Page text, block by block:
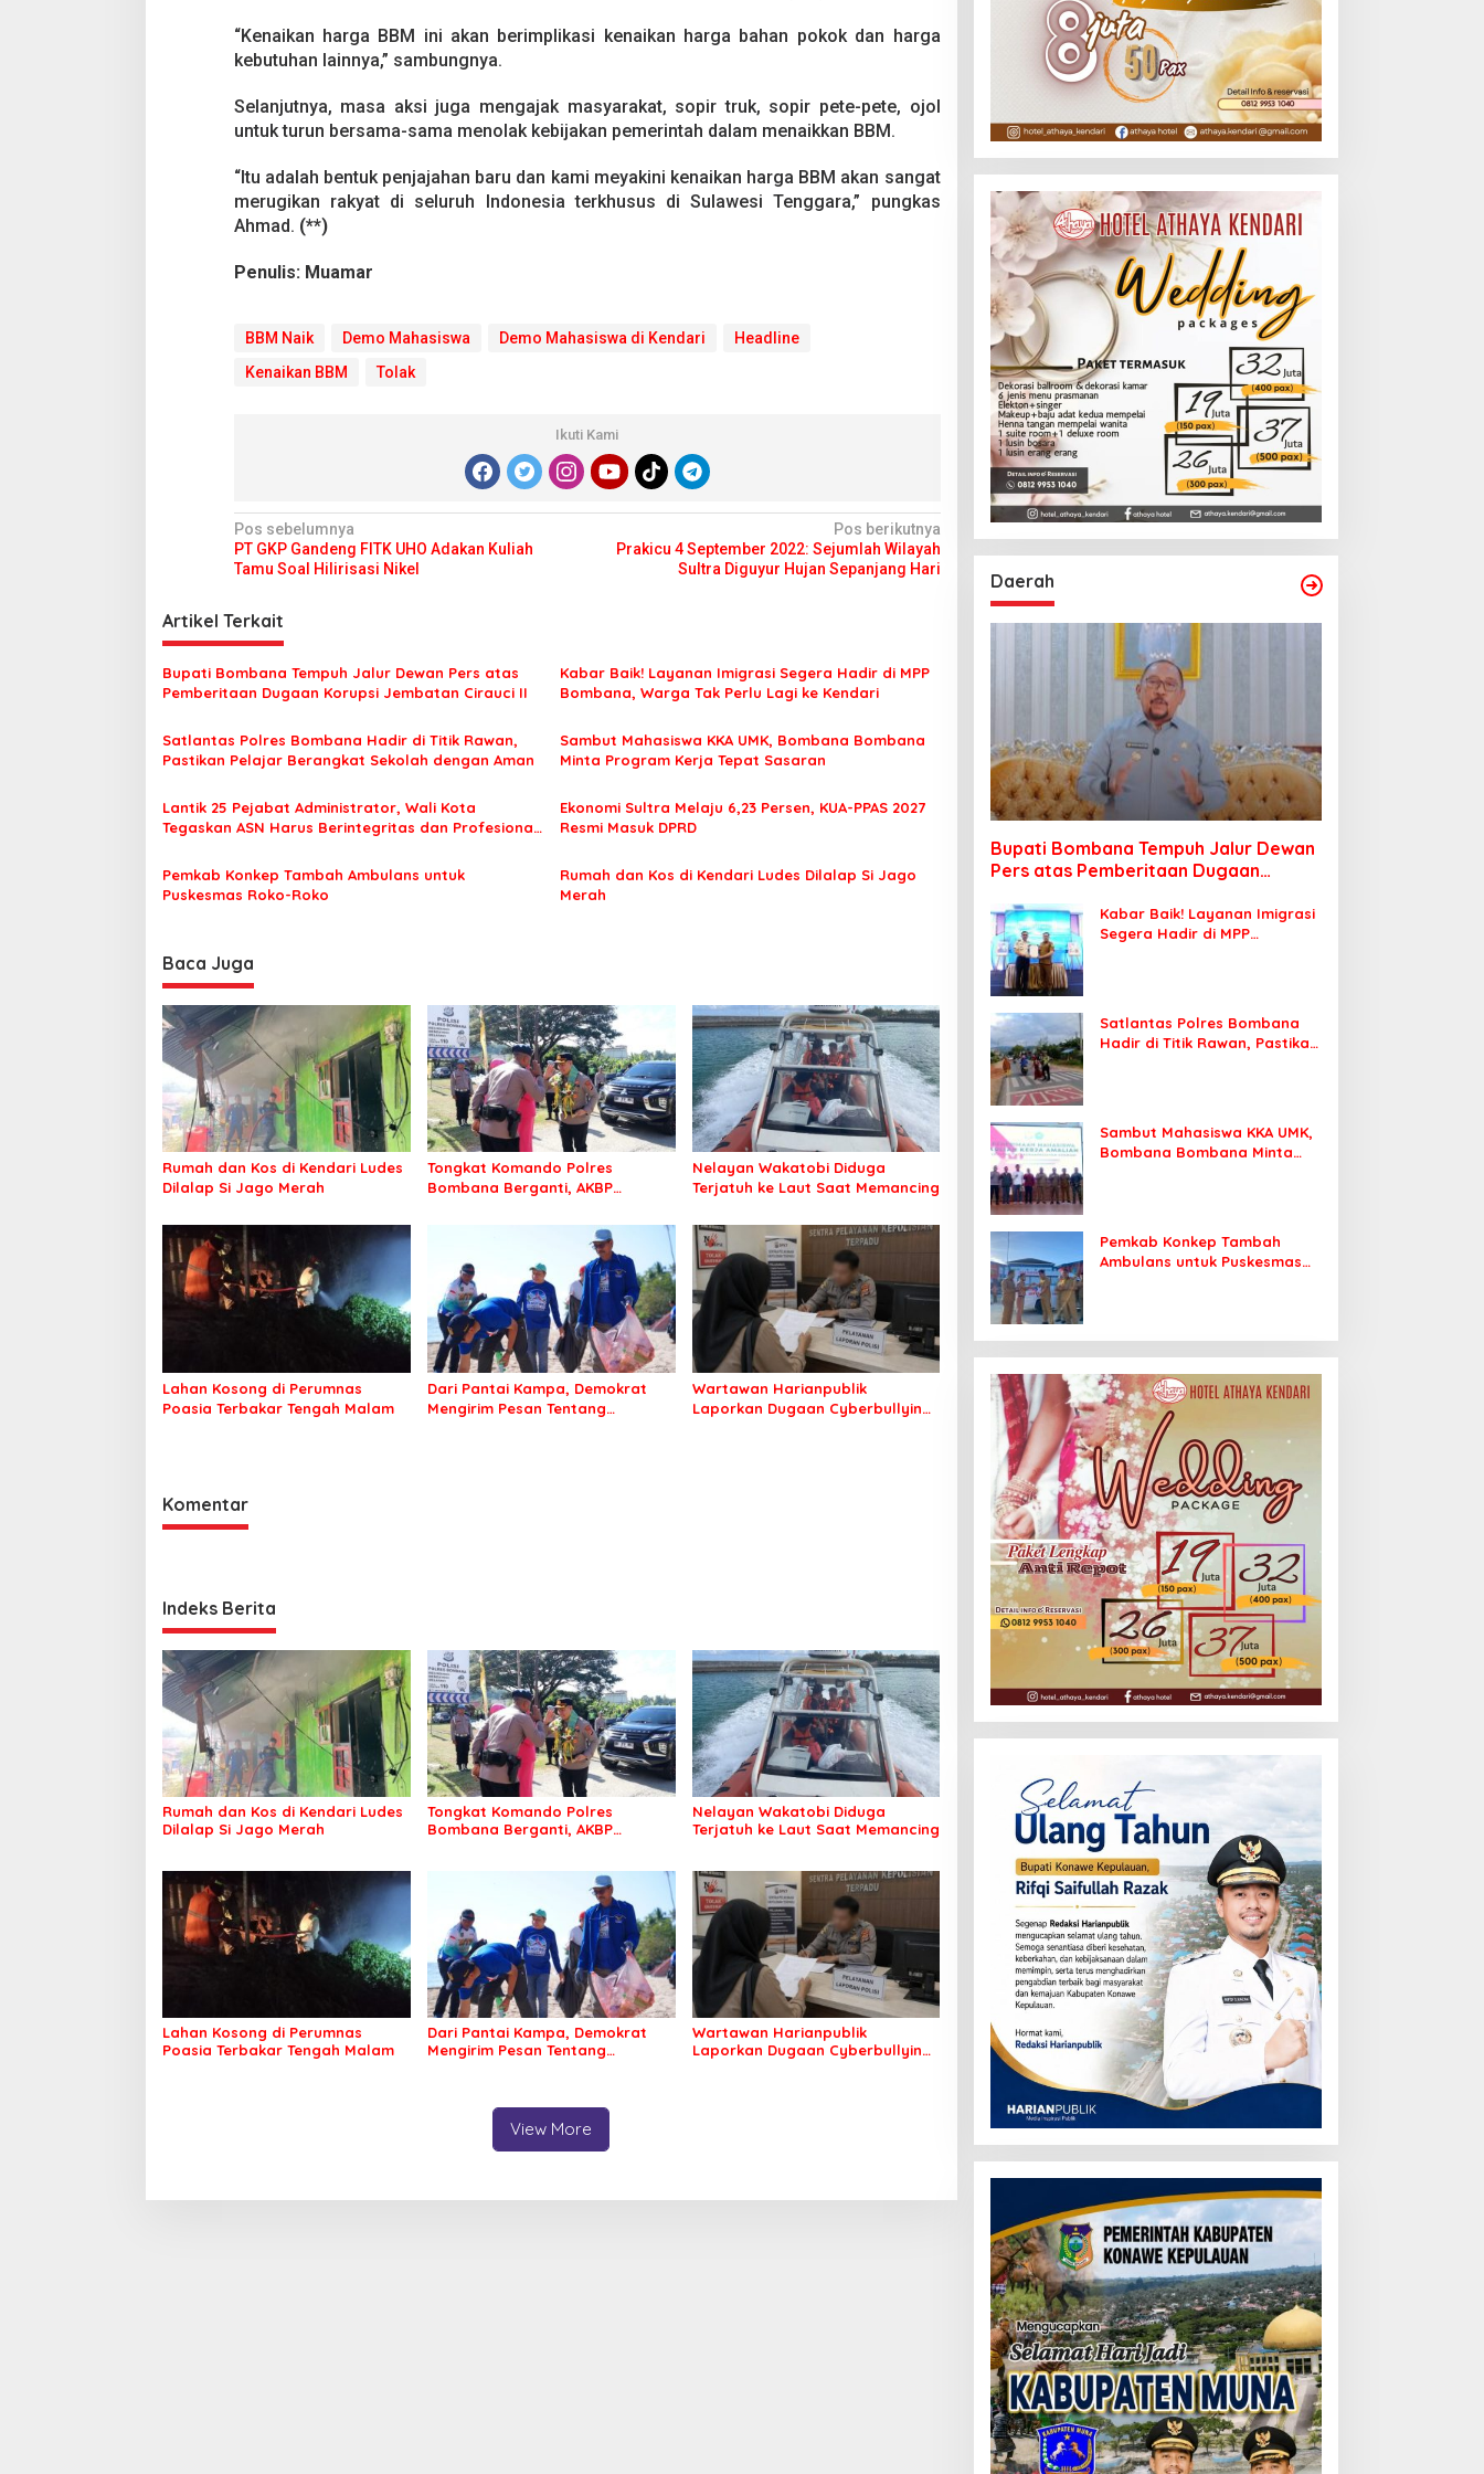
“Kenaikan harga BBM ini akan berimplikasi kenaikan harga bahan pokok dan harga
kebutuhan lainnya,” sambungnya.
Selanjutnya, masa aksi juga mengajak masyarakat, sopir truk, sopir pete-pete, ojol
untuk turun bersama-sama menolak kebijakan pemerintah dalam menaikkan BBM.
“Itu adalah bentuk penjajahan baru dan kami meyakini kenaikan harga BBM akan sangat
merugikan rakyat di seluruh Indonesia terkhusus di Sulawesi Tenggara,” pungkas
Ahmad. (**)
Penulis: Muamar
BBM Naik Demo Mahasiswa Demo Mahasiswa di Kendari
Headline
Kenaikan BBM
Tolak
Ikuti Kami
N
a
i
g
a
i
o
s
Pos sebelumnya
PT GKP Gandeng FITK UHO Adakan Kuliah
Tamu Soal Hilirisasi Nikel
Pos berikutnya
Prakicu 4 September 2022: Sejumlah Wilayah
Sultra Diguyur Hujan Sepanjang Hari
Artikel Terkait
Bupati Bombana Tempuh Jalur Dewan Pers atas
Pemberitaan Dugaan Korupsi Jembatan Cirauci II
Kabar Baik! Layanan Imigrasi Segera Hadir di MPP
Bombana, Warga Tak Perlu Lagi ke Kendari
Satlantas Polres Bombana Hadir di Titik Rawan,
Pastikan Pelajar Berangkat Sekolah dengan Aman
Sambut Mahasiswa KKA UMK, Bombana Bombana
Minta Program Kerja Tepat Sasaran
Lantik 25 Pejabat Administrator, Wali Kota
Tegaskan ASN Harus Berintegritas dan Profesional
Ekonomi Sultra Melaju 6,23 Persen, KUA-PPAS 2027
Resmi Masuk DPRD
Pemkab Konkep Tambah Ambulans untuk
Puskesmas Roko-Roko
Rumah dan Kos di Kendari Ludes Dilalap Si Jago
Merah
Baca Juga
Rumah dan Kos di Kendari Ludes
Dilalap Si Jago Merah
Tongkat Komando Polres
Bombana Berganti, AKBP
Kepolisian Bombana
Nelayan Wakatobi Diduga
Terjatuh ke Laut Saat Memancing
Lahan Kosong di Perumnas
Poasia Terbakar Tengah Malam
Dari Pantai Kampa, Demokrat
Mengirim Pesan Tentang
Wartawan Harianpublik
Laporkan Dugaan Cyberbullying
Komentar
Indeks Berita
Rumah dan Kos di Kendari Ludes
Dilalap Si Jago Merah
Tongkat Komando Polres
Bombana Berganti, AKBP
Nelayan Wakatobi Diduga
Terjatuh ke Laut Saat Memancing
Lahan Kosong di Perumnas
Poasia Terbakar Tengah Malam
Dari Pantai Kampa, Demokrat
Mengirim Pesan Tentang
Wartawan Harianpublik
Laporkan Dugaan Cyberbullying
View More
Daerah
Bupati Bombana Tempuh Jalur Dewan
Pers atas Pemberitaan Dugaan
Kabar Baik! Layanan Imigrasi
Segera Hadir di MPP
Satlantas Polres Bombana
Hadir di Titik Rawan, Pastikan
Sambut Mahasiswa KKA UMK,
Bombana Bombana Minta
Pemkab Konkep Tambah
Ambulans untuk Puskesmas